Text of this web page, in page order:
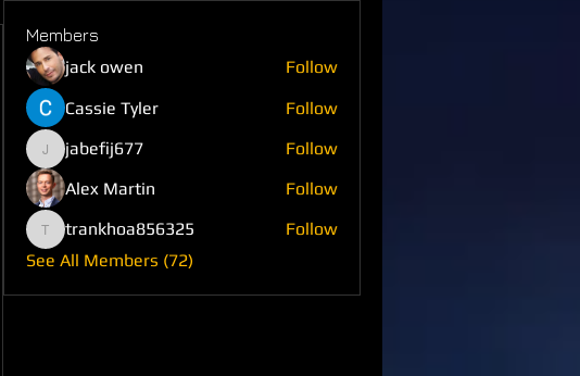
Members
jack owen
Follow
Cassie Tyler
Follow
jabefij677
jabefij677
Follow
Alex Martin
Follow
trankhoa856325
trankhoa856325
Follow
See All Members (72)